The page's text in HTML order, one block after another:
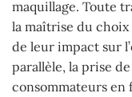
maquillage. Toute
la maîtrise du
de leur impact sur
parallèle, la prise
consommateurs